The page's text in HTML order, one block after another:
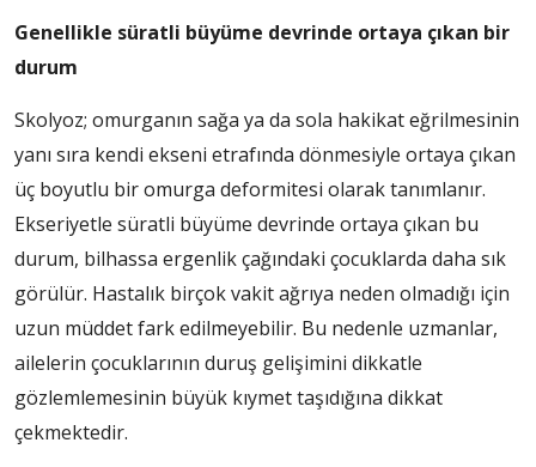
Genellikle süratli büyüme devrinde ortaya çıkan bir
durum
Skolyoz; omurganın sağa ya da sola hakikat eğrilmesinin
yanı sıra kendi ekseni etrafında dönmesiyle ortaya çıkan
üç boyutlu bir omurga deformitesi olarak tanımlanır.
Ekseriyetle süratli büyüme devrinde ortaya çıkan bu
durum, bilhassa ergenlik çağındaki çocuklarda daha sık
görülür. Hastalık birçok vakit ağrıya neden olmadığı için
uzun müddet fark edilmeyebilir. Bu nedenle uzmanlar,
ailelerin çocuklarının duruş gelişimini dikkatle
gözlemlemesinin büyük kıymet taşıdığına dikkat
çekmektedir.